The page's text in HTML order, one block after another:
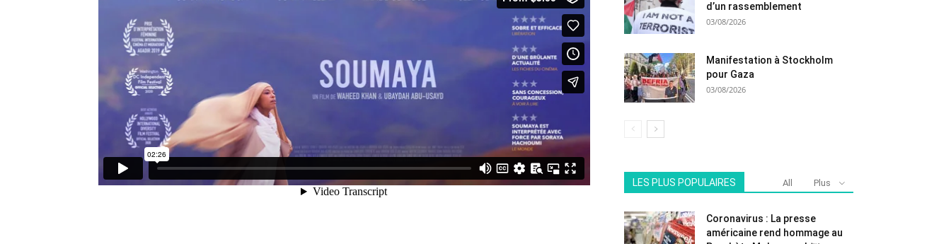
d’un rassemblement
03/08/2026
Manifestation à Stockholm
pour Gaza
03/08/2026
LES PLUS POPULAIRES All Plus
Coronavirus : La presse
américaine rend hommage au